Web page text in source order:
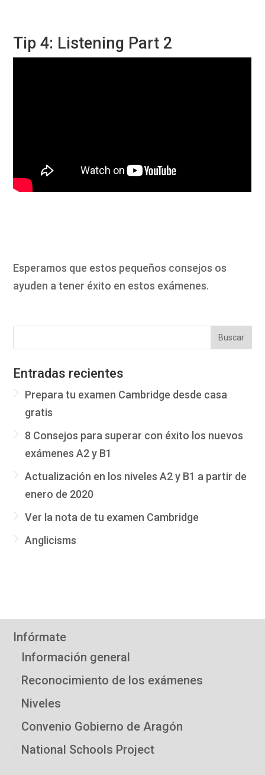
Tip 4: Listening Part 2
Esperamos que estos pequeños consejos os
ayuden a tener éxito en estos exámenes.
Entradas recientes
Prepara tu examen Cambridge desde casa
gratis
8 Consejos para superar con éxito los nuevos
exámenes A2 y B1
Actualización en los niveles A2 y B1 a partir de
enero de 2020
Ver la nota de tu examen Cambridge
Anglicisms
Infórmate
Información general
Reconocimiento de los exámenes
Niveles
Convenio Gobierno de Aragón
National Schools Project